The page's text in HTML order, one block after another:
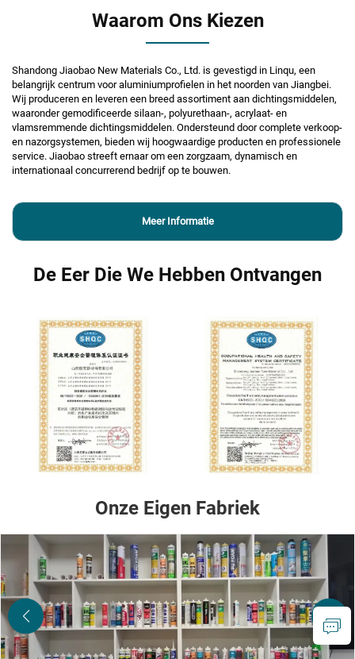
Waarom Ons Kiezen
Shandong Jiaobao New Materials Co., Ltd. is gevestigd in Linqu, een
belangrijk centrum voor aluminiumprofielen in het noorden van Jiangbei.
Wij produceren en leveren een breed assortiment aan dichtingsmiddelen,
waaronder gemodificeerde silaan-, polyurethaan-, acrylaat- en
vlamsremmende dichtingsmiddelen. Ondersteund door complete verkoop-
en nazorgsystemen, bieden wij hoogwaardige producten en professionele
service. Jiaobao streeft ernaar om een zorgzaam, dynamisch en
internationaal concurrerend bedrijf op te bouwen.
Meer Informatie
De Eer Die We Hebben Ontvangen
Onze Eigen Fabriek